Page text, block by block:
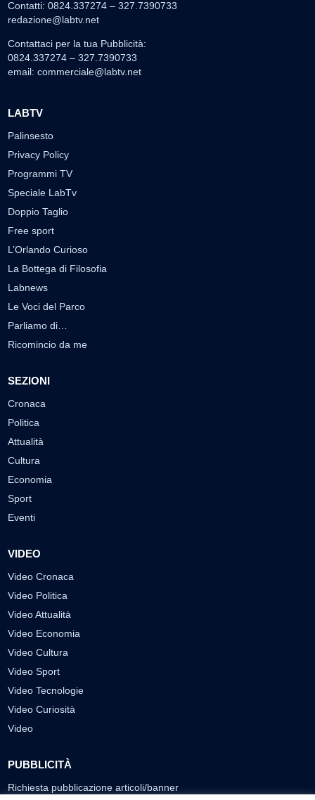
Contatti: 0824.337274 – 327.7390733
redazione@labtv.net
Contattaci per la tua Pubblicità:
0824.337274 – 327.7390733
email: commerciale@labtv.net
LABTV
Palinsesto
Privacy Policy
Programmi TV
Speciale LabTv
Doppio Taglio
Free sport
L’Orlando Curioso
La Bottega di Filosofia
Labnews
Le Voci del Parco
Parliamo di…
Ricomincio da me
SEZIONI
Cronaca
Politica
Attualità
Cultura
Economia
Sport
Eventi
VIDEO
Video Cronaca
Video Politica
Video Attualità
Video Economia
Video Cultura
Video Sport
Video Tecnologie
Video Curiosità
Video
PUBBLICITÀ
Richiesta pubblicazione articoli/banner